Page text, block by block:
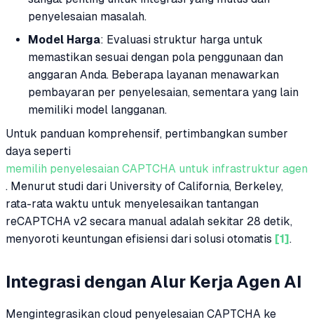
penyelesaian masalah.
Model Harga: Evaluasi struktur harga untuk
memastikan sesuai dengan pola penggunaan dan
anggaran Anda. Beberapa layanan menawarkan
pembayaran per penyelesaian, sementara yang lain
memiliki model langganan.
Untuk panduan komprehensif, pertimbangkan sumber
daya seperti
memilih penyelesaian CAPTCHA untuk infrastruktur agen
. Menurut studi dari University of California, Berkeley,
rata-rata waktu untuk menyelesaikan tantangan
reCAPTCHA v2 secara manual adalah sekitar 28 detik,
menyoroti keuntungan efisiensi dari solusi otomatis [1] .
Integrasi dengan Alur Kerja Agen AI
Mengintegrasikan cloud penyelesaian CAPTCHA ke